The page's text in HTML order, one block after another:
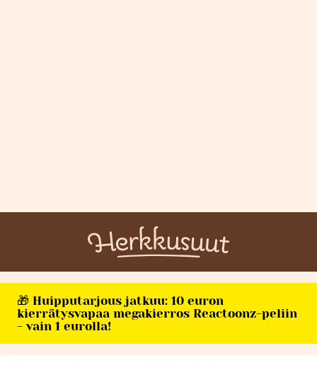
🎁 Huipputarjous jatkuu: 10 euron
kierrätysvapaa megakierros Reactoonz-peliin
- vain 1 eurolla!